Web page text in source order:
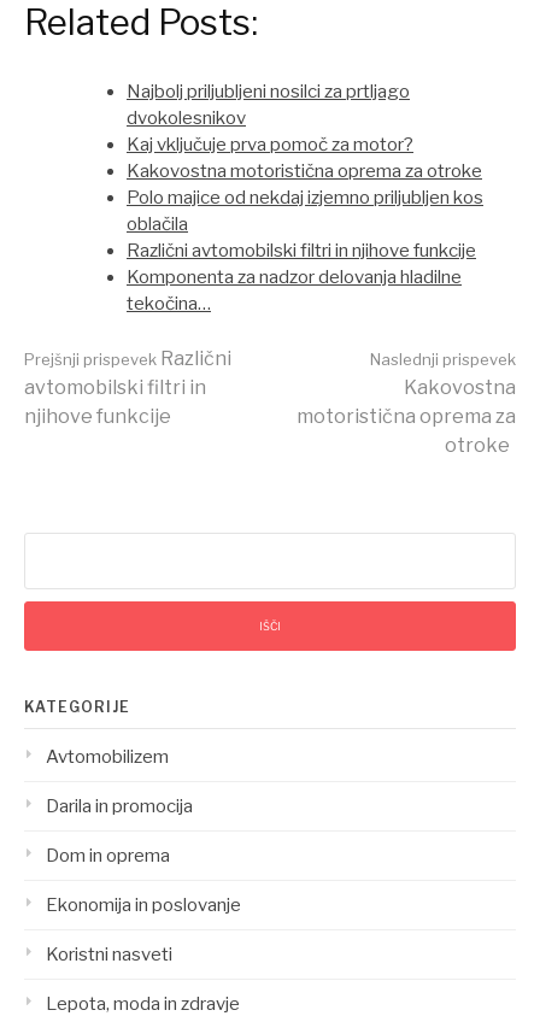
Related Posts:
Najbolj priljubljeni nosilci za prtljago
dvokolesnikov
Kaj vključuje prva pomoč za motor?
Kakovostna motoristična oprema za otroke
Polo majice od nekdaj izjemno priljubljen kos
oblačila
Različni avtomobilski filtri in njihove funkcije
Komponenta za nadzor delovanja hladilne
tekočina…
Beri
Prejšnji prispevek Različni
avtomobilski filtri in
njihove funkcije
Naslednji prispevek
Kakovostna
motoristična oprema za
otroke
KATEGORIJE
Avtomobilizem
Darila in promocija
Dom in oprema
Ekonomija in poslovanje
Koristni nasveti
Lepota, moda in zdravje